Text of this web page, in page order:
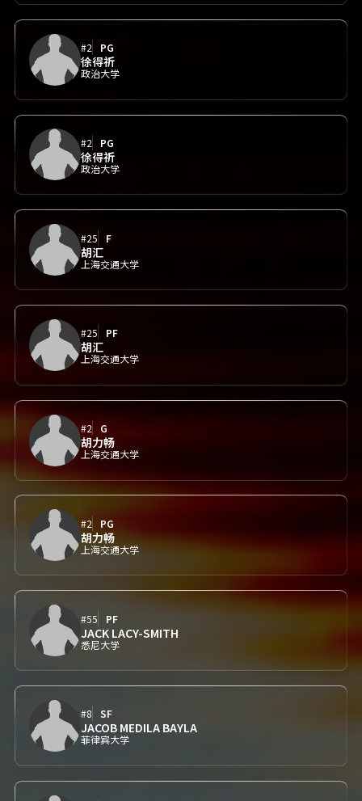
#2 PG
徐得祈
政治大学
#2 PG
徐得祈
政治大学
#25 F
胡汇
上海交通大学
#25 PF
胡汇
上海交通大学
#2 G
胡力畅
上海交通大学
#2 PG
胡力畅
上海交通大学
#55 PF
JACK LACY-SMITH
悉尼大学
#8 SF
JACOB MEDILA BAYLA
菲律宾大学